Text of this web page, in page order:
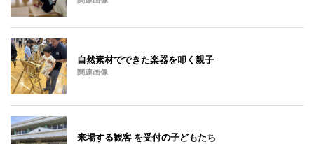
自然素材でできた楽器を叩く親子
関連画像
来場する観客 を受付の子どもたち